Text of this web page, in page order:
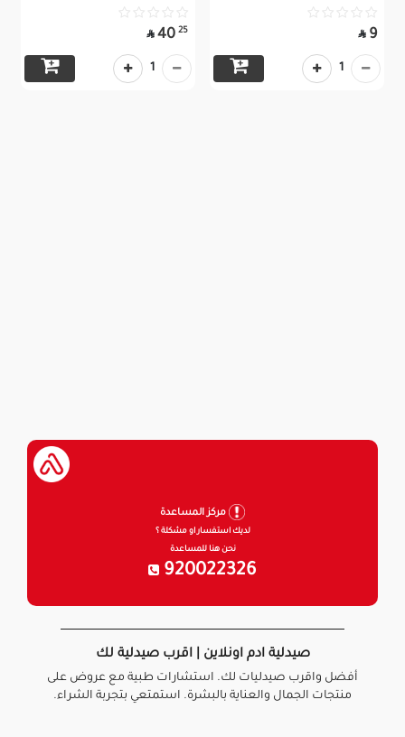
9

1
25
40

1
مركز المساعدة
لديك استفسار او مشكلة ؟
نحن هنا للمساعدة
920022326
صيدلية ادم اونلاين | اقرب صيدلية لك
أفضل واقرب صيدليات لك. استشارات طبية مع عروض على
منتجات الجمال والعناية بالبشرة. استمتعي بتجربة الشراء.